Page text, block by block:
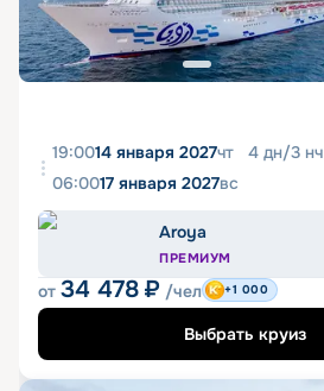
19:0014 января 2027чт 4 дн/3 нч
06:0017 января 2027вс
Aroya
ПРЕМИУМ
от 34 478 ₽ /чел +1 000
Выбрать круиз